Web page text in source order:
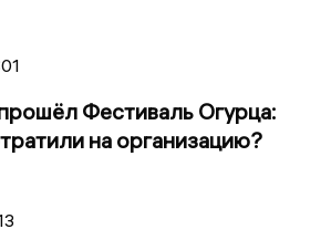
Фестиваль Огурца:
на организацию?